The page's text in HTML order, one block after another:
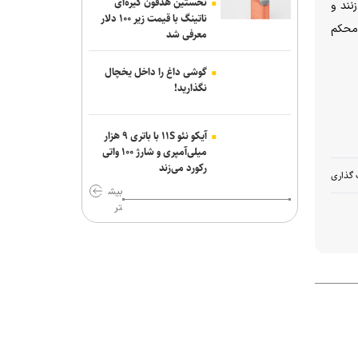
و
محکم
گذاری
نجران خبر داد؛ یمن از کشته شدن ۵۸
نیروی وابسته به دولت مستعفی خبر داد
ایران و مدرسه آزادگی و تمدن است
یورش نظامیان صهیونیست به اردوگاه
قلندیا؛ ۵۱ فلسطینی زخمی و بیش از ۷۰
نفر بازداشت شدند
در تنگه هرمز را نخواهیم داد
ناتینگ با قیمت زیر ۱۰۰ دلار
معرفی شد
گوشی داغ را داخل یخچال
نگذارید!
آیکو نئو ۱۱S با باتری ۹ هزار
میلی‌آمپری و شارژ ۱۰۰ واتی
رکورد می‌زند
بیش
تر